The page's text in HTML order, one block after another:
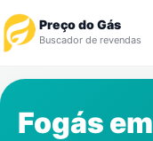
Preço do Gás
Buscador de revendas
Fogás em